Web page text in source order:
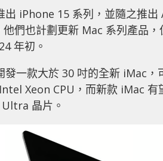
出 iPhone 15 系列，並隨之推
們也計劃更新 Mac 系列產品
年初。
發一款大於 30 吋的全新 iMac
Xeon CPU，而新款 iMac
晶片。